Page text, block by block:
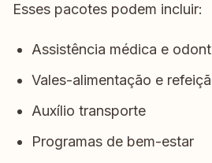
Esses pacotes podem incluir:
Assistência médica e
Vales-alimentação e
Auxílio transporte
Programas de bem-estar